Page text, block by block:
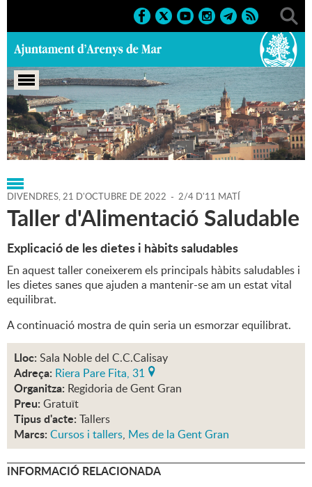
Portada > Regidories > Gent Gran > Agenda > 21-10-2022
DIVENDRES,21 D'OCTUBRE DE 2022 - 2/4 D'11 MATÍ
Taller d'Alimentació Saludable
Explicació de les dietes i hàbits saludables
En aquest taller coneixerem els principals hàbits saludables i
les dietes sanes que ajuden a mantenir-se am un estat vital
equilibrat.
A continuació mostra de quin seria un esmorzar equilibrat.
Lloc: Sala Noble del C.C.Calisay
Adreça: Riera Pare Fita, 31
Organitza: Regidoria de Gent Gran
Preu: Gratuït
Tipus d'acte: Tallers
Marcs: Cursos i tallers, Mes de la Gent Gran
INFORMACIÓ RELACIONADA